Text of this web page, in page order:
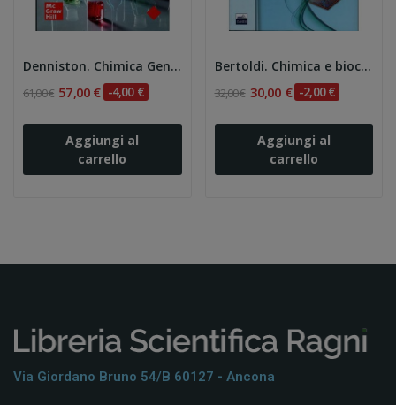
Denniston. Chimica Generale, Chimica Organica,...
61,00 € 57,00 € -4,00 €
Aggiungi al
carrello
Bertoldi. Chimica e biochimica
32,00 € 30,00 € -2,00 €
Aggiungi al
carrello
Via Giordano Bruno 54/b 60127 - Ancona